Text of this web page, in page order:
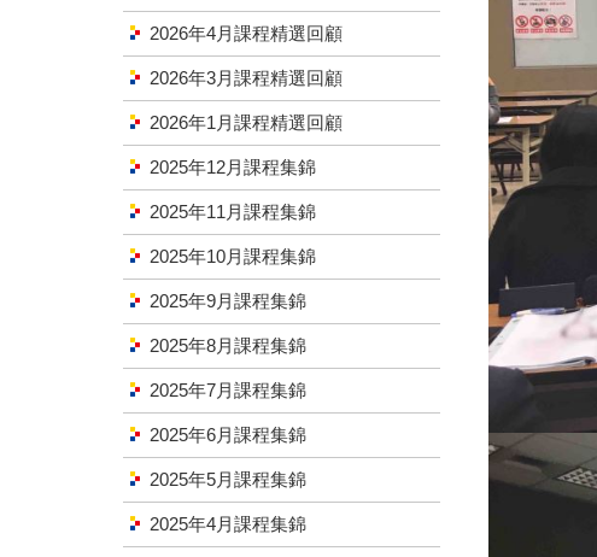
2026年4月課程精選回顧
2026年3月課程精選回顧
2026年1月課程精選回顧
2025年12月課程集錦
2025年11月課程集錦
2025年10月課程集錦
2025年9月課程集錦
2025年8月課程集錦
2025年7月課程集錦
2025年6月課程集錦
2025年5月課程集錦
2025年4月課程集錦